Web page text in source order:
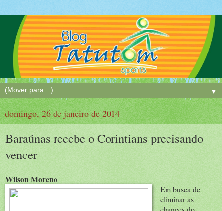
▼
domingo, 26 de janeiro de 2014
Baraúnas recebe o Corintians precisando
vencer
Wilson Moreno
Em busca de
eliminar as